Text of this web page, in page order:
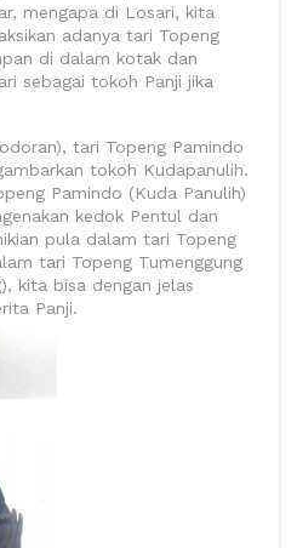
mengapa di Losari, kita
adanya tari Topeng
di dalam kotak dan
sebagai tokoh Panji jika
tari Topeng Pamindo
tokoh Kudapanulih.
Pamindo (Kuda Panulih)
kedok Pentul dan
pula dalam tari Topeng
tari Topeng Tumenggung
kita bisa dengan jelas
Panji.